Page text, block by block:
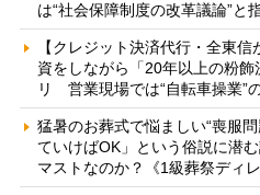
は“社会保障制度の改革議論”と
【クレジット決済代行・全東
資をしながら「20年以上の粉
リ 営業現場では“自転車操業”
猛暑のお葬式で悩ましい“喪服
ていけばOK」という俗説に潜
マストなのか？《1級葬祭ディ